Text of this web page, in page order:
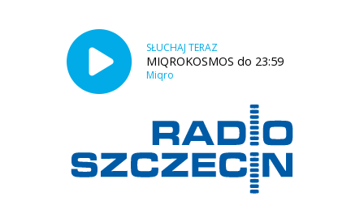
SŁUCHAJ TERAZ
MIQROKOSMOS do 23:59
Miqro